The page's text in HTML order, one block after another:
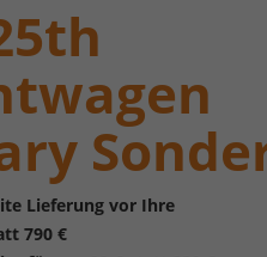
Lieferung vor Ihre
790 €